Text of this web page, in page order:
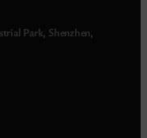
Park, Shenzhen,